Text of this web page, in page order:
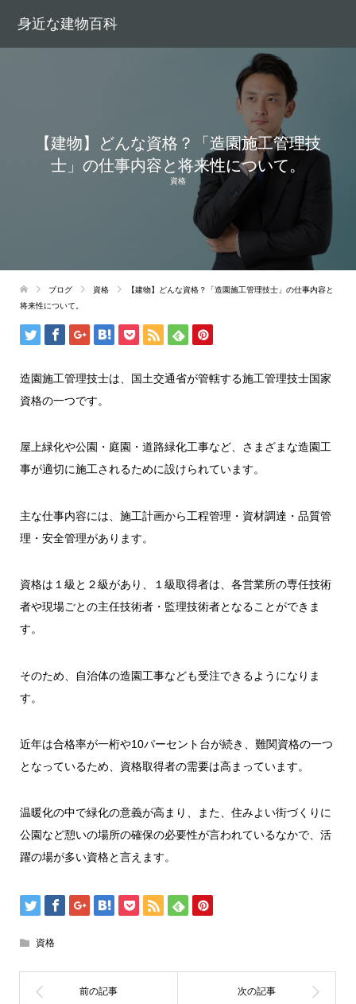
身近な建物百科
【建物】どんな資格？「造園施工管理技
士」の仕事内容と将来性について。
資格
ブログ 資格
【建物】どんな資格？「造園施工管理技士」の仕事内容と
将来性について。
造園施工管理技士は、国土交通省が管轄する施工管理技士国家
資格の一つです。
屋上緑化や公園・庭園・道路緑化工事など、さまざまな造園工
事が適切に施工されるために設けられています。
主な仕事内容には、施工計画から工程管理・資材調達・品質管
理・安全管理があります。
資格は１級と２級があり、１級取得者は、各営業所の専任技術
者や現場ごとの主任技術者・監理技術者となることができま
す。
そのため、自治体の造園工事なども受注できるようになりま
す。
近年は合格率が一桁や10パーセント台が続き、難関資格の一つ
となっているため、資格取得者の需要は高まっています。
温暖化の中で緑化の意義が高まり、また、住みよい街づくりに
公園など憩いの場所の確保の必要性が言われているなかで、活
躍の場が多い資格と言えます。
資格